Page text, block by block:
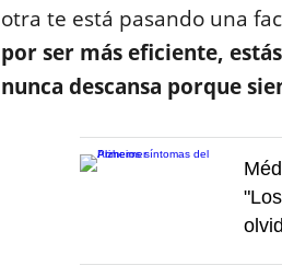
otra te está pasando una
por ser más eficiente,
nunca descansa porque